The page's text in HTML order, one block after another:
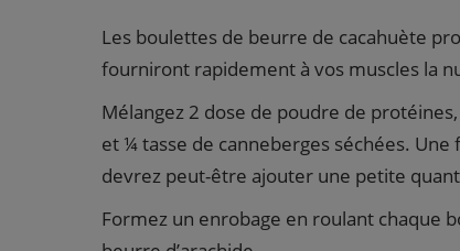
Les boulettes de beurre de cacahuète
fourniront rapidement à vos muscles la
Mélangez 2 dose de poudre de
et ¼ tasse de canneberges séchées.
devrez peut-être ajouter une petite
Formez un enrobage en roulant chaque